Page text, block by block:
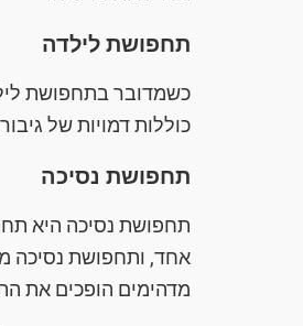
תחפושת לילדה
כשמדובר בתחפושת
כוללות דמויות של
תחפושת נסיכה
תחפושת נסיכה היא
אחד, ותחפושת נסיכה
מדהימים הופכים את